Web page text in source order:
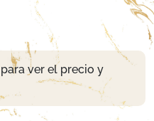
para ver el precio y